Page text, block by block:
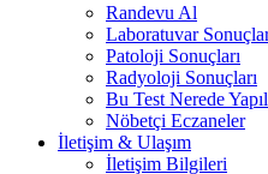
Randevu Al
Laboratuvar
Patoloji Sonuçları
Radyoloji Sonuçları
Bu Test Nerede
Nöbetçi Eczaneler
İletişim & Ulaşım
İletişim Bilgileri